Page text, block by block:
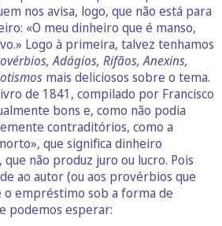
nos avisa, logo, que não está para
«O meu dinheiro que é manso,
Logo à primeira, talvez tenhamos
Adágios, Rifãos, Anexins,
mais deliciosos sobre o tema.
de 1841, compilado por Francisco
bons e, como não podia
contraditórios, como a
que significa dinheiro
não produz juro ou lucro. Pois
ao autor (ou aos provérbios que
o empréstimo sob a forma de
podemos esperar: